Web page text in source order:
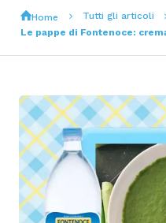
Home Tutti gli articoli
Le pappe di Fontenoce: